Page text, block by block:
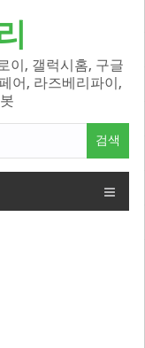
이, 갤럭시홈, 구글
어, 라즈베리파이,